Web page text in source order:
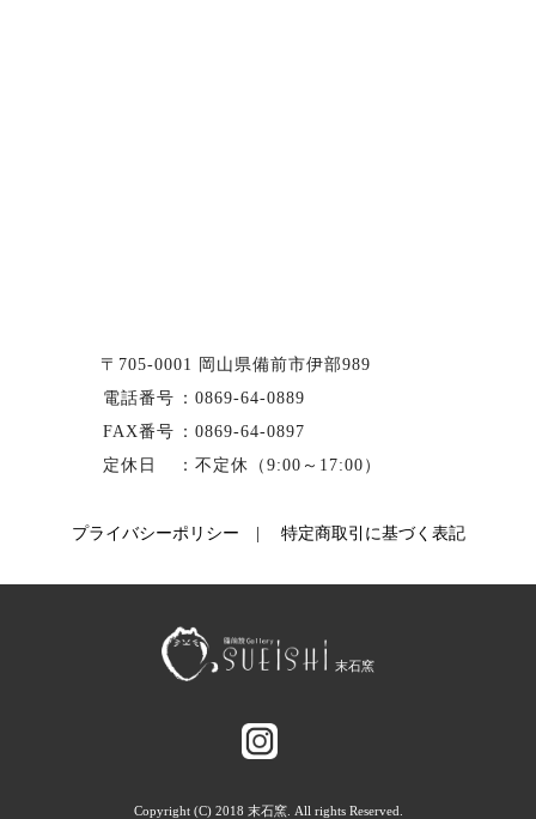
〒705-0001 岡山県備前市伊部989
電話番号 ： 0869-64-0889
FAX番号 ：0869-64-0897
定休日
：不定休（9:00～17:00）
プライバシーポリシー 特定商取引に基づく表記
Copyright (C) 2018 末石窯. All rights Reserved.